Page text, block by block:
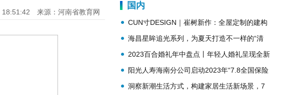
18:51:42 来源：河南省教育网
国内
CUN寸DESIGN｜崔树新作：全屋定制的建构
主义-RARA竹院儿
海昌星眸追光系列，为夏天打造不一样的“清
冷感”
2023百合婚礼年中盘点丨年轻人婚礼呈现全新
审美趋势
阳光人寿海南分公司启动2023年“7.8全国保险
公众宣传日”系列活动
洞察新潮生活方式，构建家居生活新场景，7